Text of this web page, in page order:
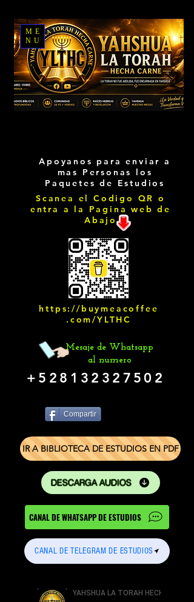
Apoyanos para enviar a
mas Personas los
Paquetes de Estudios
Scanea el Codigo QR o
entra a la Pagina web de
Abajo
https://buymeacoffee
.com/YLTHC
Mesaje de Whatsapp
al numero
+528132327502
Compartir
IR A BIBLIOTECA DE ESTUDIOS EN PDF
DESCARGA AUDIOS
CANAL DE WHATSAPP DE ESTUDIOS
CANAL DE TELEGRAM DE ESTUDIOS
ME
NU